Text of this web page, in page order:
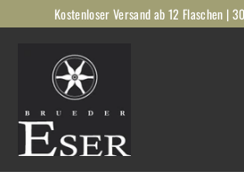
zum
Kostenloser Versand ab 12 Flaschen |